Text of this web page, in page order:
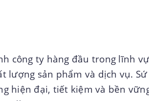
công ty hàng đầu trong lĩnh
lượng sản phẩm và dịch vụ.
hiện đại, tiết kiệm và bền